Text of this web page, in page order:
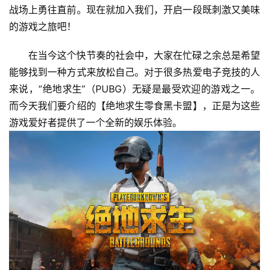
战场上勇往直前。现在就加入我们，开启一段既刺激又美味
的游戏之旅吧！
在当今这个快节奏的社会中，大家在忙碌之余总是希望
能够找到一种方式来放松自己。对于很多热爱电子竞技的人
来说，“绝地求生”（PUBG）无疑是最受欢迎的游戏之一。
而今天我们要介绍的【绝地求生零食黑卡盟】，正是为这些
游戏爱好者提供了一个全新的娱乐体验。